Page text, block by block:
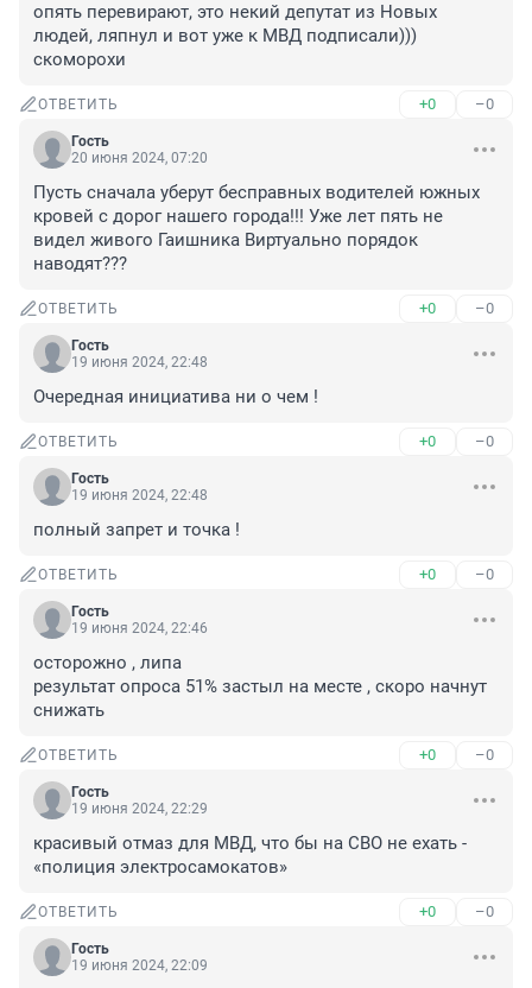
опять перевирают, это некий депутат из Новых
людей, ляпнул и вот уже к МВД подписали)))
скоморохи
ОТВЕТИТЬ +0 –0
Гость
20 июня 2024, 07:20
Пусть сначала уберут бесправных водителей южных
кровей с дорог нашего города!!! Уже лет пять не
видел живого Гаишника Виртуально порядок
наводят???
ОТВЕТИТЬ +0 –0
Гость
19 июня 2024, 22:48
Очередная инициатива ни о чем !
ОТВЕТИТЬ +0 –0
Гость
19 июня 2024, 22:48
полный запрет и точка !
ОТВЕТИТЬ +0 –0
Гость
19 июня 2024, 22:46
осторожно , липа
результат опроса 51% застыл на месте , скоро начнут
снижать
ОТВЕТИТЬ +0 –0
Гость
19 июня 2024, 22:29
красивый отмаз для МВД, что бы на СВО не ехать -
«полиция электросамокатов»
ОТВЕТИТЬ +0 –0
Гость
19 июня 2024, 22:09